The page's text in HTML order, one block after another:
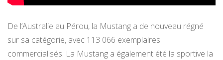
De l’Australie au Pérou, la Mustang a de nouveau régné
sur sa catégorie, avec 113 066 exemplaires
commercialisés. La Mustang a également été la sportive la